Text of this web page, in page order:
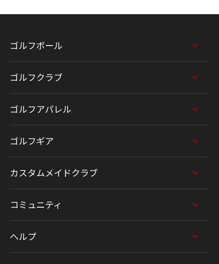
ゴルフボール
ゴルフクラブ
ゴルフアパレル
ゴルフギア
カスタムメイドクラブ
コミュニティ
ヘルプ